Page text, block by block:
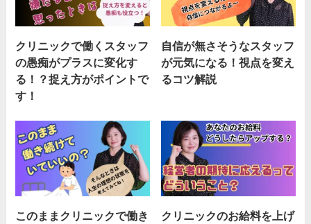
クリニックで働くスタッフ
の愚痴がプラスに変化す
る！？捉え方がポイントで
す！
自信が無さそうなスタッフ
が元気になる！視点を変え
るコツ解説
このままクリニックで働き
クリニックのお給料を上げ